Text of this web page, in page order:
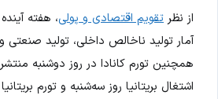
از نظر تقویم اقتصادی و پولی، هفته
آمار تولید ناخالص داخلی، تولید
همچنین تورم کانادا در روز دوشنبه
اشتغال بریتانیا روز سه‌شنبه و تورم